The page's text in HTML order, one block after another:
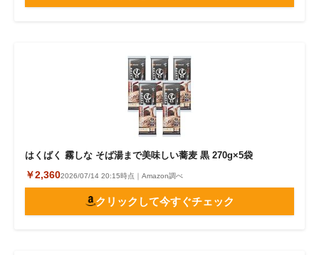
はくばく 霧しな そば湯まで美味しい蕎麦 黒 270g×5袋
￥2,3602026/07/14 20:15時点｜Amazon調べ
クリックして今すぐチェック